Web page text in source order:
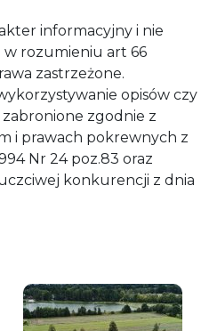
informacyjny i nie
rozumieniu art 66
zastrzeżone.
opisów czy
zgodnie z
i prawach pokrewnych z
Nr 24 poz.83 oraz
konkurencji z dnia